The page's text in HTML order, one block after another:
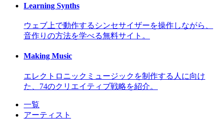
Learning Synths
ウェブ上で動作するシンセサイザーを操作しながら、
音作りの方法を学べる無料サイト。
Making Music
エレクトロニックミュージックを制作する人に向け
た、74のクリエイティブ戦略を紹介。
一覧
アーティスト